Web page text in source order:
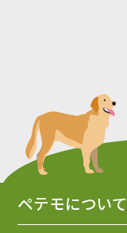
ペテモについて